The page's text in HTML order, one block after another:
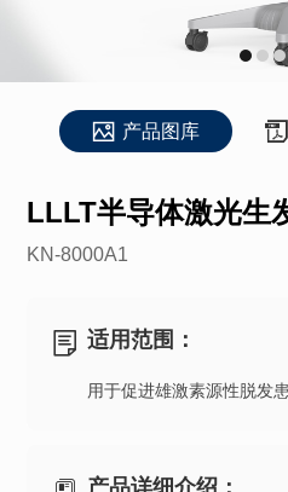
产品图库
LLLT半导体激光生
KN-8000A1
适用范围：
用于促进雄激素源性脱发
产品详细介绍：